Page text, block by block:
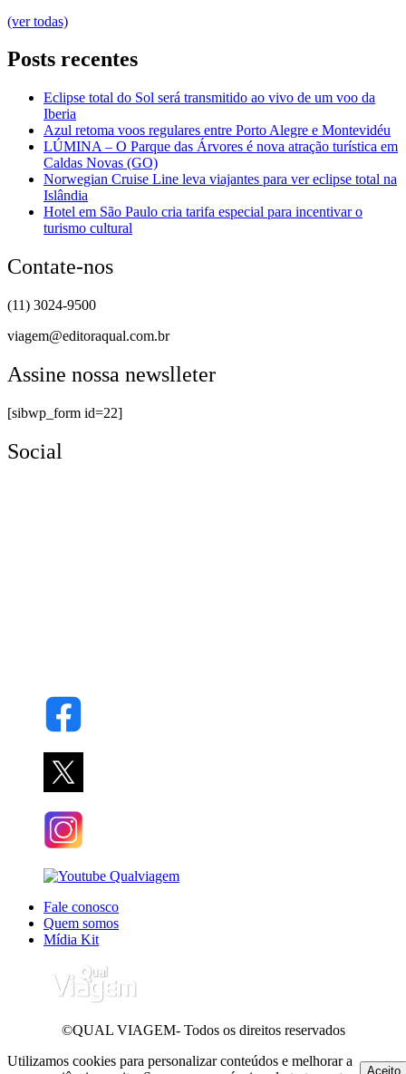
(ver todas)
Posts recentes
Eclipse total do Sol será transmitido ao vivo de um voo da
Iberia
Azul retoma voos regulares entre Porto Alegre e Montevidéu
LÚMINA – O Parque das Árvores é nova atração turística em
Caldas Novas (GO)
Norwegian Cruise Line leva viajantes para ver eclipse total na
Islândia
Hotel em São Paulo cria tarifa especial para incentivar o
turismo cultural
Contate-nos
(11) 3024-9500
viagem@editoraqual.com.br
Assine nossa newslleter
[sibwp_form id=22]
Social
Fale conosco
Quem somos
Mídia Kit
©QUAL VIAGEM- Todos os direitos reservados
Utilizamos cookies para personalizar conteúdos e melhorar a
Aceito